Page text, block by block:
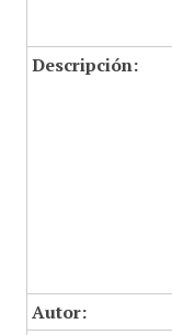
Descripción:
Autor: